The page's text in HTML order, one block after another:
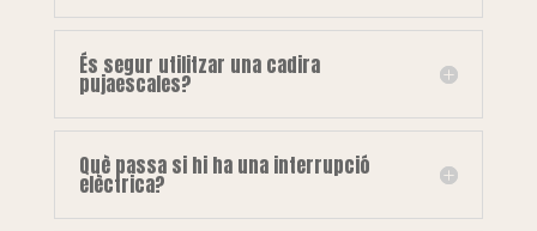
És segur utilitzar una cadira
pujaescales?
Què passa si hi ha una interrupció
elèctrica?